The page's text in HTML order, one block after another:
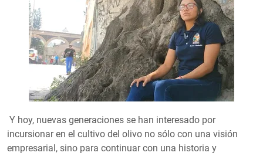
Y hoy, nuevas generaciones se han interesado por
incursionar en el cultivo del olivo no sólo con una visión
empresarial, sino para continuar con una historia y